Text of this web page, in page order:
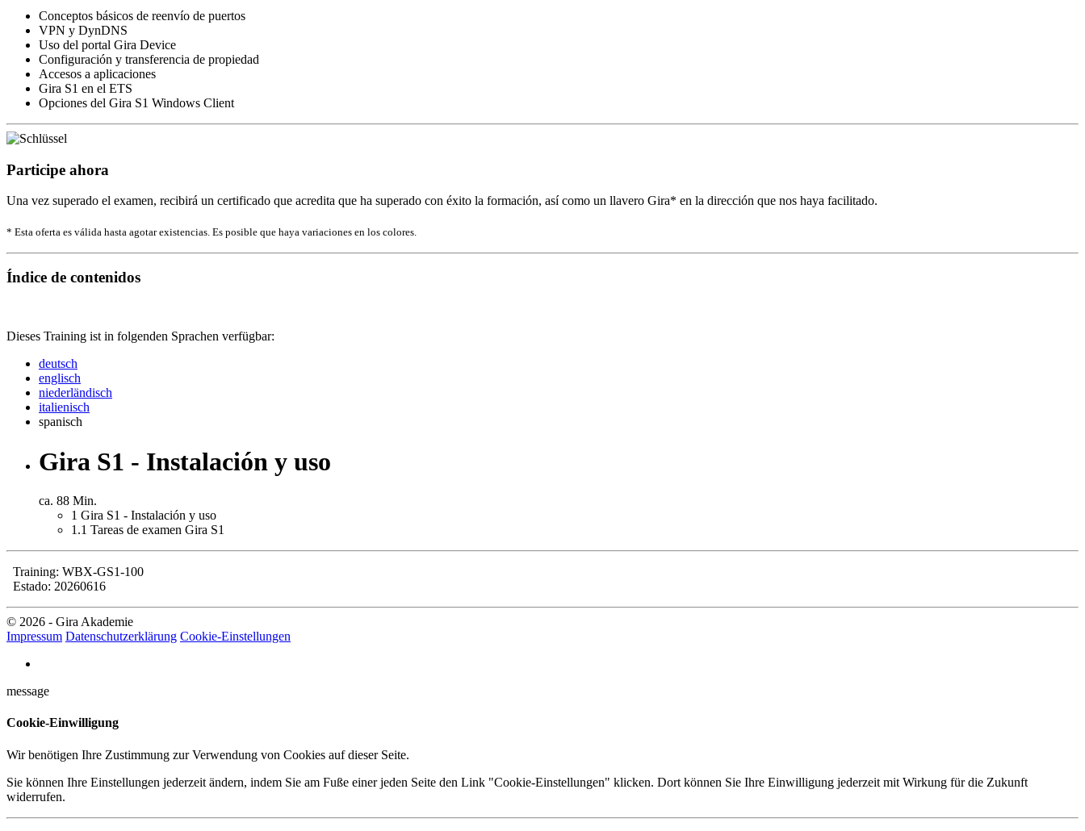
Conceptos básicos de reenvío de puertos
VPN y DynDNS
Uso del portal Gira Device
Configuración y transferencia de propiedad
Accesos a aplicaciones
Gira S1 en el ETS
Opciones del Gira S1 Windows Client
Participe ahora
Una vez superado el examen, recibirá un certificado que acredita que ha superado con éxito la formación, así como un llavero Gira* en la dirección que nos haya facilitado.
* Esta oferta es válida hasta agotar existencias. Es posible que haya variaciones en los colores.
Índice de contenidos
Dieses Training ist in folgenden Sprachen verfügbar:
deutsch
englisch
niederländisch
italienisch
spanisch
Gira S1 - Instalación y uso
ca. 88 Min.
1 Gira S1 - Instalación y uso
1.1 Tareas de examen Gira S1
Training: WBX-GS1-100
Estado: 20260616
© 2026 - Gira Akademie
Impressum Datenschutzerklärung Cookie-Einstellungen
message
Cookie-Einwilligung
Wir benötigen Ihre Zustimmung zur Verwendung von Cookies auf dieser Seite.
Sie können Ihre Einstellungen jederzeit ändern, indem Sie am Fuße einer jeden Seite den Link "Cookie-Einstellungen" klicken. Dort können Sie Ihre Einwilligung jederzeit mit Wirkung für die Zukunft
widerrufen.